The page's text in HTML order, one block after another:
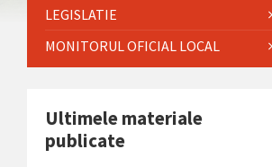
LEGISLATIE
MONITORUL OFICIAL LOCAL
Ultimele materiale
publicate